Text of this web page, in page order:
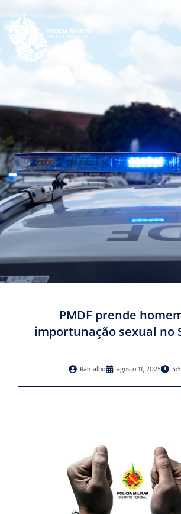
PMDF prende
importunação sexual no
Ramalho agosto 11, 2025